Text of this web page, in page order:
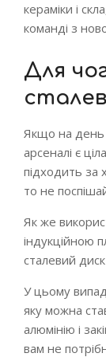
кераміки і
команді з
Для
Якщо на день
арсеналі є
підходить за
то не
Як же
індукційною
сталевий
У цьому
яку можна
алюмінію і
вам не